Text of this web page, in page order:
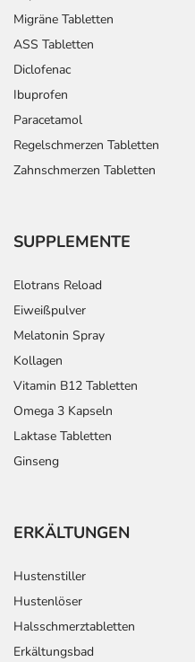
Migräne Tabletten
ASS Tabletten
Diclofenac
Ibuprofen
Paracetamol
Regelschmerzen Tabletten
Zahnschmerzen Tabletten
SUPPLEMENTE
Elotrans Reload
Eiweißpulver
Melatonin Spray
Kollagen
Vitamin B12 Tabletten
Omega 3 Kapseln
Laktase Tabletten
Ginseng
ERKÄLTUNGEN
Hustenstiller
Hustenlöser
Halsschmerztabletten
Erkältungsbad